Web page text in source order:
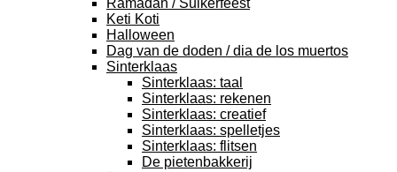
Ramadan / Suikerfeest
Keti Koti
Halloween
Dag van de doden / dia de los muertos
Sinterklaas
Sinterklaas: taal
Sinterklaas: rekenen
Sinterklaas: creatief
Sinterklaas: spelletjes
Sinterklaas: flitsen
De pietenbakkerij